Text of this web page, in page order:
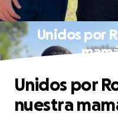
Unidos por
Unidos por
nuestra